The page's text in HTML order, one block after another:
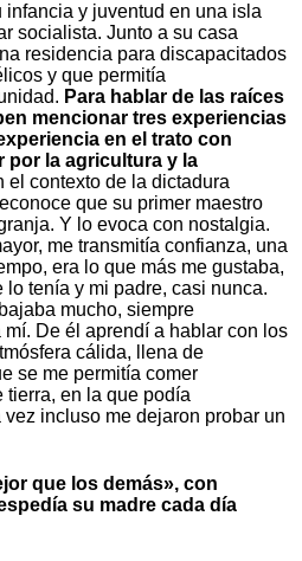
y juventud en una isla
socialista. Junto a su casa
residencia para discapacitados
y que permitía
Para hablar de las raíces
mencionar tres experiencias
en el trato con
por la agricultura y la
el contexto de la dictadura
que su primer maestro
Y lo evoca con nostalgia.
me transmitía confianza, una
era lo que más me gustaba,
lo tenía y mi padre, casi nunca.
mucho, siempre
De él aprendí a hablar con los
cálida, llena de
se me permitía comer
en la que podía
incluso me dejaron probar un
que los demás», con
su madre cada día